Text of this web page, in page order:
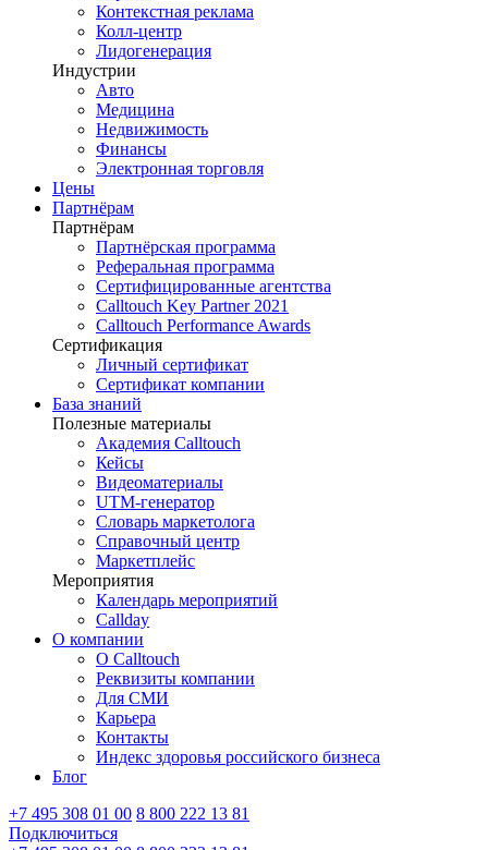
Контекстная реклама
Колл-центр
Лидогенерация
Индустрии
Авто
Медицина
Недвижимость
Финансы
Электронная торговля
Цены
Партнёрам
Партнёрам
Партнёрская программа
Реферальная программа
Сертифицированные агентства
Calltouch Key Partner 2021
Calltouch Performance Awards
Сертификация
Личный сертификат
Сертификат компании
База знаний
Полезные материалы
Академия Calltouch
Кейсы
Видеоматериалы
UTM-генератор
Словарь маркетолога
Справочный центр
Маркетплейс
Мероприятия
Календарь мероприятий
Callday
О компании
О Calltouch
Реквизиты компании
Для СМИ
Карьера
Контакты
Индекс здоровья российского бизнеса
Блог
+7 495 308 01 00 8 800 222 13 81
Подключиться